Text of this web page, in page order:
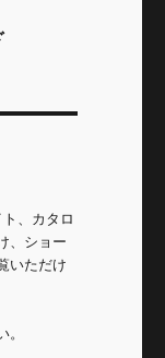
、カタロ
、ショー
いただけ